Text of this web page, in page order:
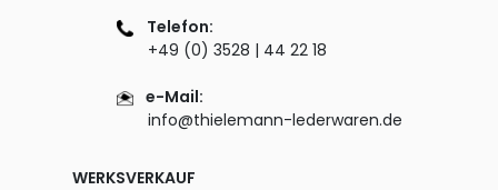
Telefon:
+49 (0) 3528 | 44 22 18
e-Mail:
info@thielemann-lederwaren.de
WERKSVERKAUF